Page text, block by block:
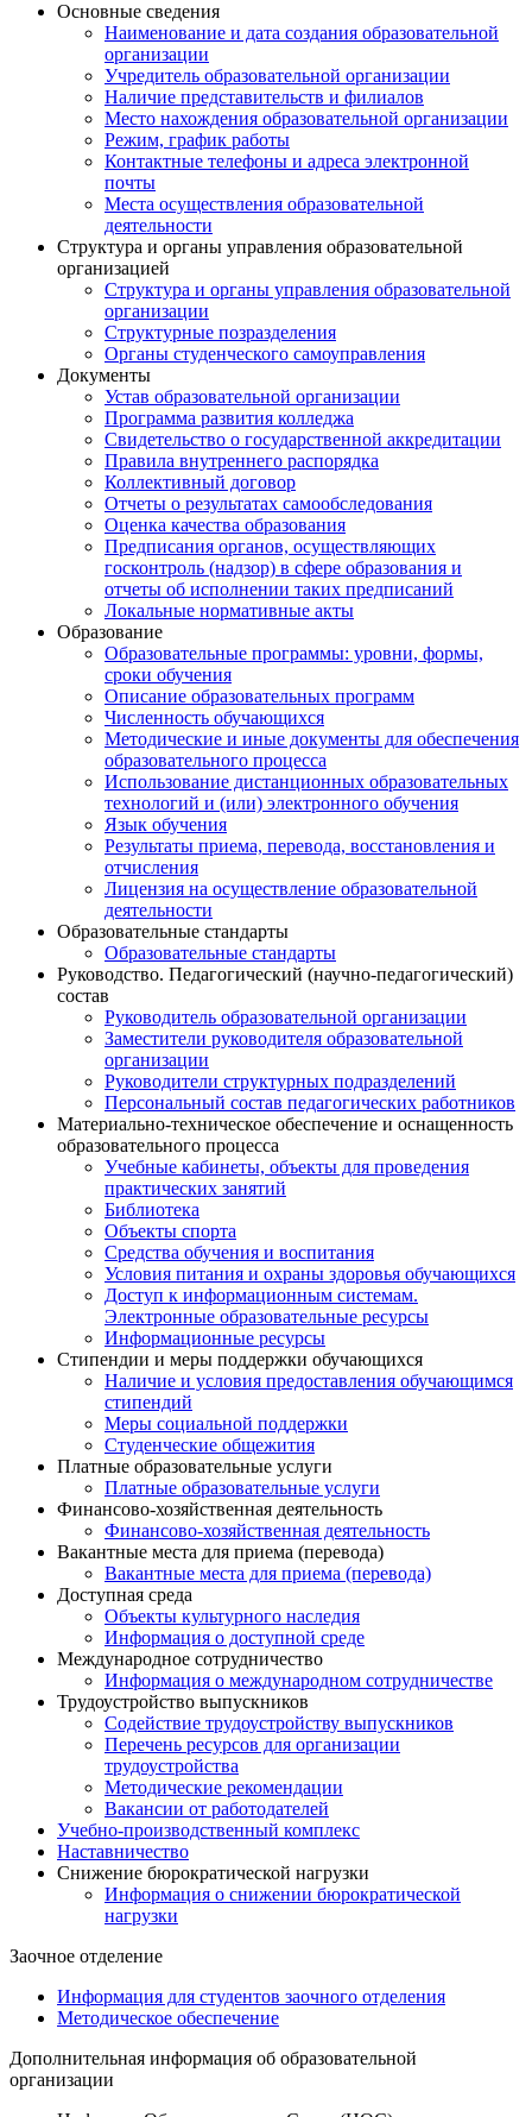
Основные сведения
Наименование и дата создания образовательной
организации
Учредитель образовательной организации
Наличие представительств и филиалов
Место нахождения образовательной организации
Режим, график работы
Контактные телефоны и адреса электронной
почты
Места осуществления образовательной
деятельности
Структура и органы управления образовательной
организацией
Структура и органы управления образовательной
организации
Структурные позразделения
Органы студенческого самоуправления
Документы
Устав образовательной организации
Программа развития колледжа
Свидетельство о государственной аккредитации
Правила внутреннего распорядка
Коллективный договор
Отчеты о результатах самообследования
Оценка качества образования
Предписания органов, осуществляющих
госконтроль (надзор) в сфере образования и
отчеты об исполнении таких предписаний
Локальные нормативные акты
Образование
Образовательные программы: уровни, формы,
сроки обучения
Описание образовательных программ
Численность обучающихся
Методические и иные документы для обеспечения
образовательного процесса
Использование дистанционных образовательных
технологий и (или) электронного обучения
Язык обучения
Результаты приема, перевода, восстановления и
отчисления
Лицензия на осуществление образовательной
деятельности
Образовательные стандарты
Образовательные стандарты
Руководство. Педагогический (научно-педагогический)
состав
Руководитель образовательной организации
Заместители руководителя образовательной
организации
Руководители структурных подразделений
Персональный состав педагогических работников
Материально-техническое обеспечение и оснащенность
образовательного процесса
Учебные кабинеты, объекты для проведения
практических занятий
Библиотека
Объекты спорта
Средства обучения и воспитания
Условия питания и охраны здоровья обучающихся
Доступ к информационным системам.
Электронные образовательные ресурсы
Информационные ресурсы
Стипендии и меры поддержки обучающихся
Наличие и условия предоставления обучающимся
стипендий
Меры социальной поддержки
Студенческие общежития
Платные образовательные услуги
Платные образовательные услуги
Финансово-хозяйственная деятельность
Финансово-хозяйственная деятельность
Вакантные места для приема (перевода)
Вакантные места для приема (перевода)
Доступная среда
Объекты культурного наследия
Информация о доступной среде
Международное сотрудничество
Информация о международном сотрудничестве
Трудоустройство выпускников
Содействие трудоустройству выпускников
Перечень ресурсов для организации
трудоустройства
Методические рекомендации
Вакансии от работодателей
Учебно-производственный комплекс
Наставничество
Снижение бюрократической нагрузки
Информация о снижении бюрократической
нагрузки
Заочное отделение
Информация для студентов заочного отделения
Методическое обеспечение
Дополнительная информация об образовательной
организации